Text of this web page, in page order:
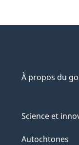
À propos du
Science et
Autochtones